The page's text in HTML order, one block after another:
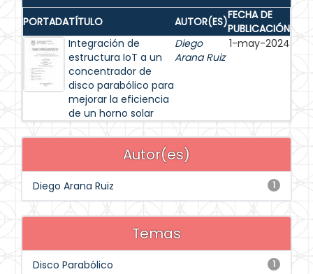
PORTADATÍTULO AUTOR(ES)FECHA DE
PUBLICACIÓN
Integración de
estructura IoT a un
concentrador de
disco parabólico para
mejorar la eficiencia
de un horno solar
Diego
Arana Ruiz
1-may-2024
Autor(es)
1
Diego Arana Ruiz
Temas
1
Disco Parabólico